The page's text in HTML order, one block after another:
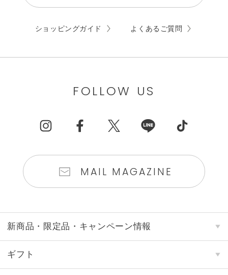
ショッピングガイド よくあるご質問
FOLLOW US
MAIL MAGAZINE
新商品・限定品・キャンペーン情報
ギフト